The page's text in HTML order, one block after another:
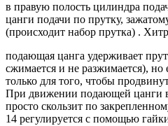
в правую полость цилиндра
цанги подачи по прутку,
(происходит набор прутка) .
подающая цанга удерживает
сжимается и не разжимается), но
только для того, чтобы
При движении подающей цанги
просто скользит по
14 регулируется с помощью